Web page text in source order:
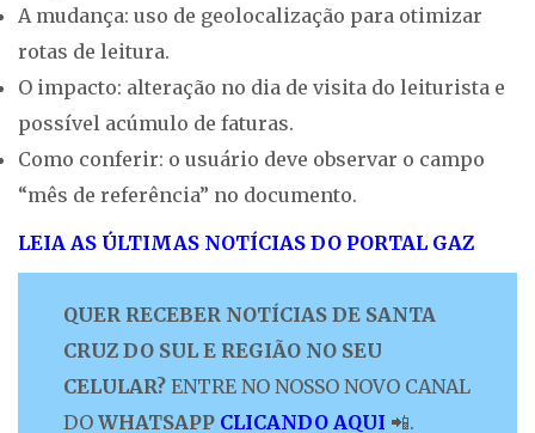
A mudança: uso de geolocalização para otimizar
rotas de leitura.
O impacto: alteração no dia de visita do leiturista e
possível acúmulo de faturas.
Como conferir: o usuário deve observar o campo
“mês de referência” no documento.
LEIA AS ÚLTIMAS NOTÍCIAS DO PORTAL GAZ
QUER RECEBER NOTÍCIAS DE SANTA
CRUZ DO SUL E REGIÃO NO SEU
CELULAR? ENTRE NO NOSSO NOVO CANAL
DO WHATSAPP CLICANDO AQUI 📲.